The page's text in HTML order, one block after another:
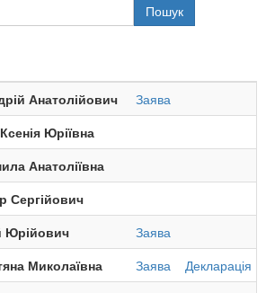
Пошук
Анатолійович Заява
Юріївна
Анатоліївна
Сергійович
Юрійович
Заява
Миколаївна
Заява Декларація